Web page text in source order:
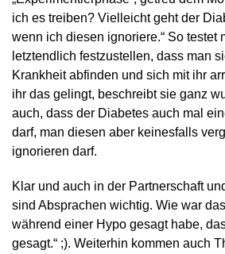
ich es treiben? Vielleicht geht der
wenn ich diesen ignoriere.“ So testet
letztendlich festzustellen, dass man
Krankheit abfinden und sich mit ihr
ihr das gelingt, beschreibt sie ganz
auch, dass der Diabetes auch mal
darf, man diesen aber keinesfalls
ignorieren darf.
Klar und auch in der Partnerschaft
sind Absprachen wichtig. Wie war
während einer Hypo gesagt habe,
gesagt.“ ;). Weiterhin kommen auch